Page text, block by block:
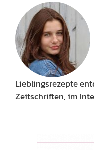
Lieblingsrezepte
Zeitschriften, im